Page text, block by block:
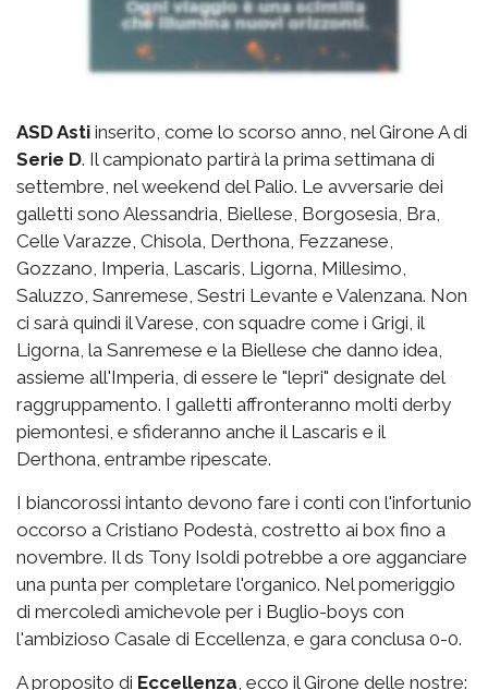
ASD Asti inserito, come lo scorso anno, nel Girone A di
Serie D. Il campionato partirà la prima settimana di
settembre, nel weekend del Palio. Le avversarie dei
galletti sono Alessandria, Biellese, Borgosesia, Bra,
Celle Varazze, Chisola, Derthona, Fezzanese,
Gozzano, Imperia, Lascaris, Ligorna, Millesimo,
Saluzzo, Sanremese, Sestri Levante e Valenzana. Non
ci sarà quindi il Varese, con squadre come i Grigi, il
Ligorna, la Sanremese e la Biellese che danno idea,
assieme all'Imperia, di essere le "lepri" designate del
raggruppamento. I galletti affronteranno molti derby
piemontesi, e sfideranno anche il Lascaris e il
Derthona, entrambe ripescate.
I biancorossi intanto devono fare i conti con l'infortunio
occorso a Cristiano Podestà, costretto ai box fino a
novembre. Il ds Tony Isoldi potrebbe a ore agganciare
una punta per completare l'organico. Nel pomeriggio
di mercoledì amichevole per i Buglio-boys con
l'ambizioso Casale di Eccellenza, e gara conclusa 0-0.
A proposito di Eccellenza , ecco il Girone delle nostre: